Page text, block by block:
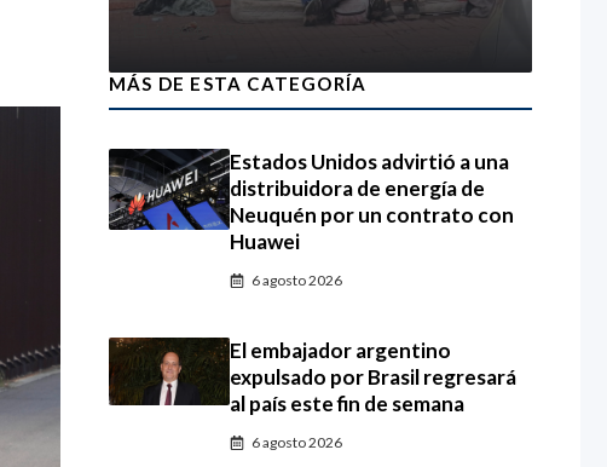
6 agosto 2026
MÁS DE ESTA CATEGORÍA
Estados Unidos advirtió a una
distribuidora de energía de
Neuquén por un contrato con
Huawei
6 agosto 2026
El embajador argentino
expulsado por Brasil regresará
al país este fin de semana
6 agosto 2026